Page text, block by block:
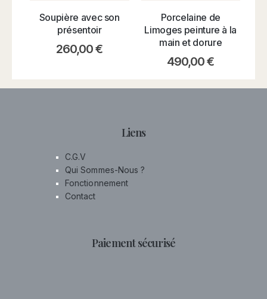
Soupière avec son
présentoir
260,00€
Рorcelaine de
Limoges peinture à la
main et dorure
490,00€
Liens
C.G.V
Qui Sommes-Nous ?
Fonctionnement
Contact
Paiement sécurisé